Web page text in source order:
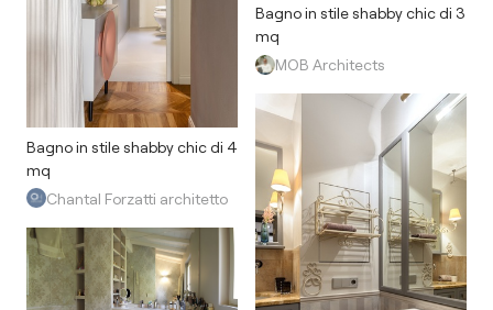
Bagno in stile shabby chic di 4
mq
Chantal Forzatti architetto
Bagno in stile shabby chic di 3
mq
MOB Architects